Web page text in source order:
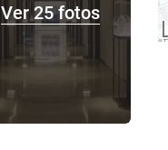
Ver 25 fotos